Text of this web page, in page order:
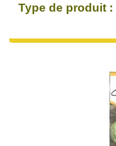
Type de produit :